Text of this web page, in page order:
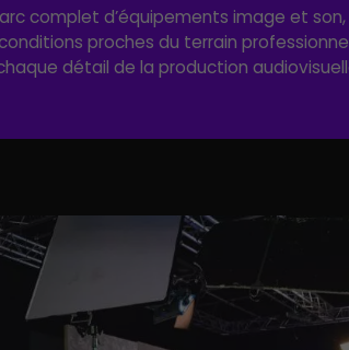
complet d’équipements image et
proches du terrain
détail de la production